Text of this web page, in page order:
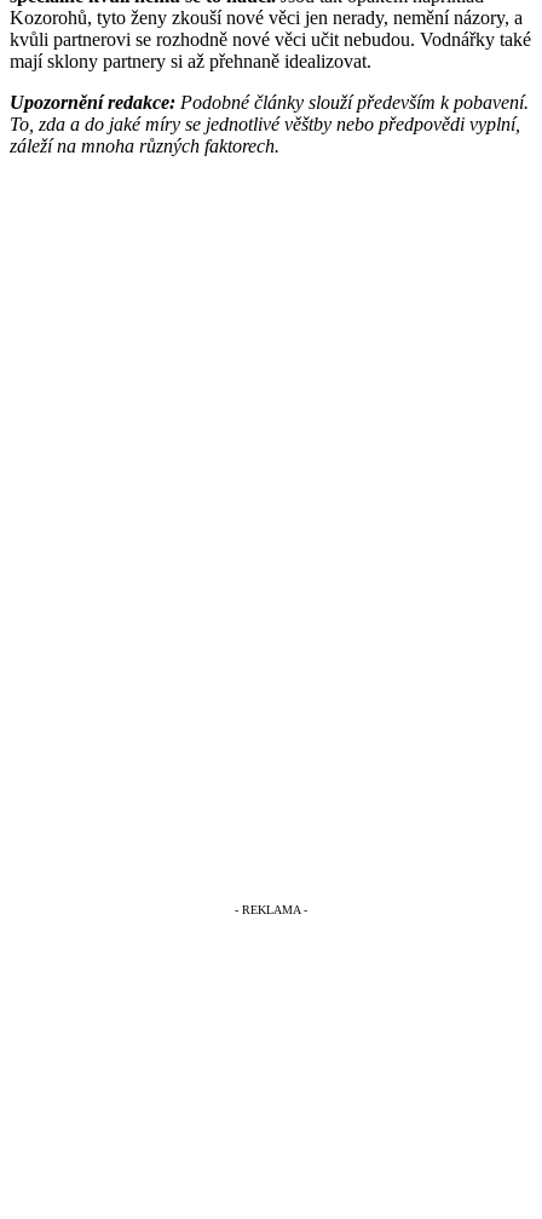
Kozorohů, tyto ženy zkouší nové věci jen nerady, nemění názory, a
kvůli partnerovi se rozhodně nové věci učit nebudou. Vodnářky také
mají sklony partnery si až přehnaně idealizovat.
Upozornění redakce: Podobné články slouží především k pobavení.
To, zda a do jaké míry se jednotlivé věštby nebo předpovědi vyplní,
záleží na mnoha různých faktorech.